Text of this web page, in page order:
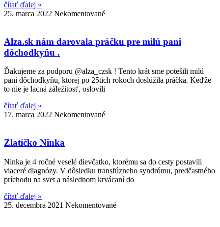
čítať ďalej »
25. marca 2022 Nekomentované
Alza.sk nám darovala práčku pre milú pani
dôchodkyňu .
Ďakujeme za podporu @alza_czsk ! Tento krát sme potešili milú
pani dôchodkyňu, ktorej po 25tich rokoch doslúžila práčka. Keďže
to nie je lacná záležitosť, oslovili
čítať ďalej »
17. marca 2022 Nekomentované
Zlatíčko Ninka
Ninka je 4 ročné veselé dievčatko, ktorému sa do cesty postavili
viaceré diagnózy. V dôsledku transfúzneho syndrómu, predčastného
príchodu na svet a následnom krvácaní do
čítať ďalej »
25. decembra 2021 Nekomentované